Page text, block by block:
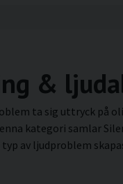
&
ta sig uttryck på
kategori samlar
av ljudproblem